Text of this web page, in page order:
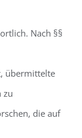
Nach §§
übermittelte
zu
die auf